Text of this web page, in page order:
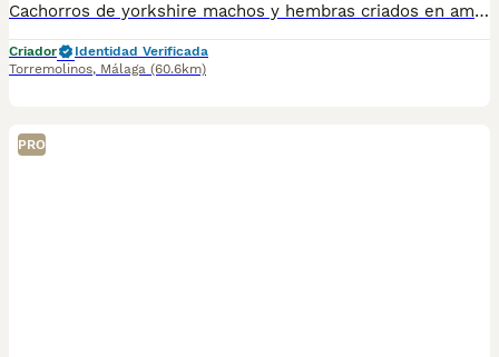
Cachorros de yorkshire machos y hembras criados en ambiente familiar estamos en Málaga hacemos envíos contrarreembolso teléfono 603574813
Criador
Identidad Verificada
Torremolinos, Málaga (60.6km)
PRO